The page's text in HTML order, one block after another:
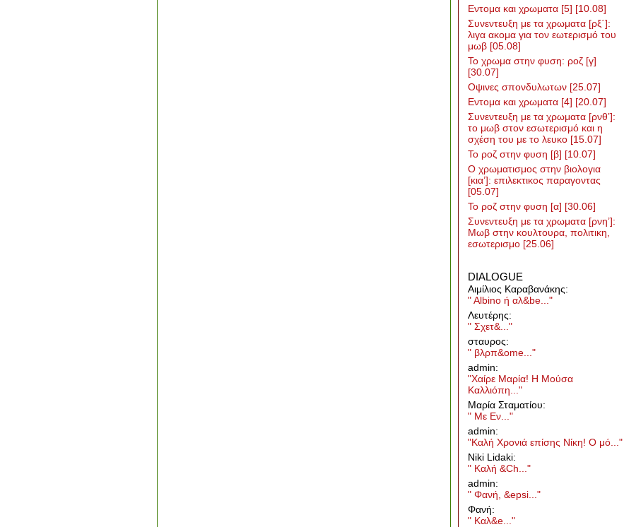
Εντομα και χρωματα [5] [10.08]
Συνεντευξη με τα χρωματα [ρξ΄]:
λιγα ακομα για τον εωτερισμό του
μωβ [05.08]
Το χρωμα στην φυση: ροζ [γ]
[30.07]
Οψινες σπονδυλωτων [25.07]
Εντομα και χρωματα [4] [20.07]
Συνεντευξη με τα χρωματα [ρνθ’]:
το μωβ στον εσωτερισμό και η
σχέση του με το λευκο [15.07]
Το ροζ στην φυση [β] [10.07]
Ο χρωματισμος στην βιολογια
[κια’]: επιλεκτικος παραγοντας
[05.07]
Το ροζ στην φυση [α] [30.06]
Συνεντευξη με τα χρωματα [ρνη’]:
Μωβ στην κουλτουρα, πολιτικη,
εσωτερισμο [25.06]
DIALOGUE
Aιμίλιος Καραβανάκης:
" Albino ή αλ&be..."
Λευτέρης:
" Σχετ&..."
σταυρος:
" βλρπ&ome..."
admin:
"Χαίρε Μαρία! Η Μούσα
Καλλιόπη..."
Μαρία Σταματίου:
" Με Εν..."
admin:
"Καλή Χρονιά επίσης Νίκη! Ο μό..."
Niki Lidaki:
" Καλή &Ch..."
admin:
" Φανή, &epsi..."
Φανή:
" Καλ&e..."